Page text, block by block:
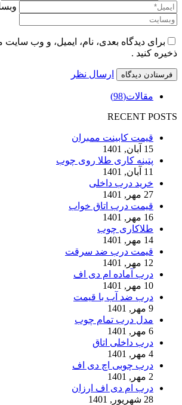
برای دیدگاه بعدی، نام، ایمیل، و وب سایت
ذخیره کنید .
ارسال نظر
مقالات(98)
RECENT POSTS
قیمت کابینت ممبران
15 آبان, 1401
پتینه کاری طلا روی چوب
11 آبان, 1401
خرید درب داخلی
27 مهر, 1401
قیمت درب اتاق خواب
16 مهر, 1401
طلاکاری چوب
14 مهر, 1401
قیمت درب ضد سرقت
12 مهر, 1401
درب آماده ام دی اف
10 مهر, 1401
درب ضد آب با قیمت
9 مهر, 1401
مدل درب تمام چوب
6 مهر, 1401
درب داخلی اتاق
4 مهر, 1401
درب چوبی اچ دی اف
2 مهر, 1401
درب ام دی اف ارزان
28 شهریور, 1401